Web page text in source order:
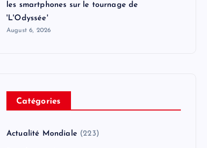
les smartphones sur le tournage de
'L'Odyssée'
August 6, 2026
Catégories
Actualité Mondiale (223)